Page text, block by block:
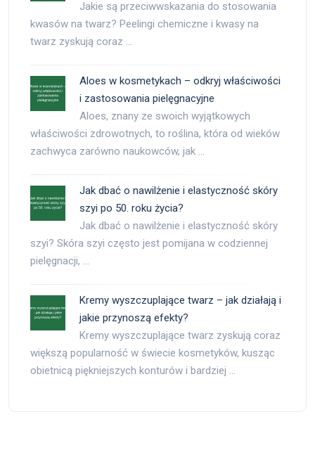
Jakie są przeciwwskazania do stosowania
kwasów na twarz? Peelingi chemiczne i kwasy na
twarz zyskują coraz …
Aloes w kosmetykach – odkryj właściwości
i zastosowania pielęgnacyjne
Aloes, znany ze swoich wyjątkowych
właściwości zdrowotnych, to roślina, która od wieków
zachwyca zarówno naukowców, jak …
Jak dbać o nawilżenie i elastyczność skóry
szyi po 50. roku życia?
Jak dbać o nawilżenie i elastyczność skóry
szyi? Skóra szyi często jest pomijana w codziennej
pielęgnacji, …
Kremy wyszczuplające twarz – jak działają i
jakie przynoszą efekty?
Kremy wyszczuplające twarz zyskują coraz
większą popularność w świecie kosmetyków, kusząc
obietnicą piękniejszych konturów i bardziej …